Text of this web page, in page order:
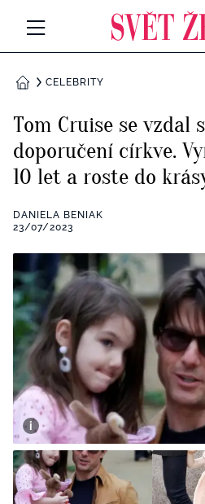
Všechny kategorie
Rozhovory
RETROHUBKY
Všechny kategorie
Seberozvoj
Všechny kategorie
Životní styl
ZÁBAVA
Všechny kategorie
Testy a kvízy
BYDLENÍ
Všechny kategorie
Tvoření
Rady a tipy
BurdaMedia
Extra
SVĚT
ROČNÍ
SADA
DOMŮCELEBRITY
Tom Cruise se vzdal
doporučení církve.
10 let a roste do
DANIELA BENIAK
23/07/2023